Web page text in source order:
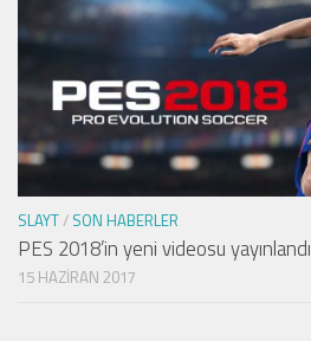
SLAYT/ SON HABERLER
PES 2018’in yeni videosu yayınlandı
15 HAZIRAN 2017